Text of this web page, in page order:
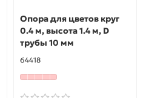
Опора для цветов круг
0.4 м, высота 1.4 м, D
трубы 10 мм
64418